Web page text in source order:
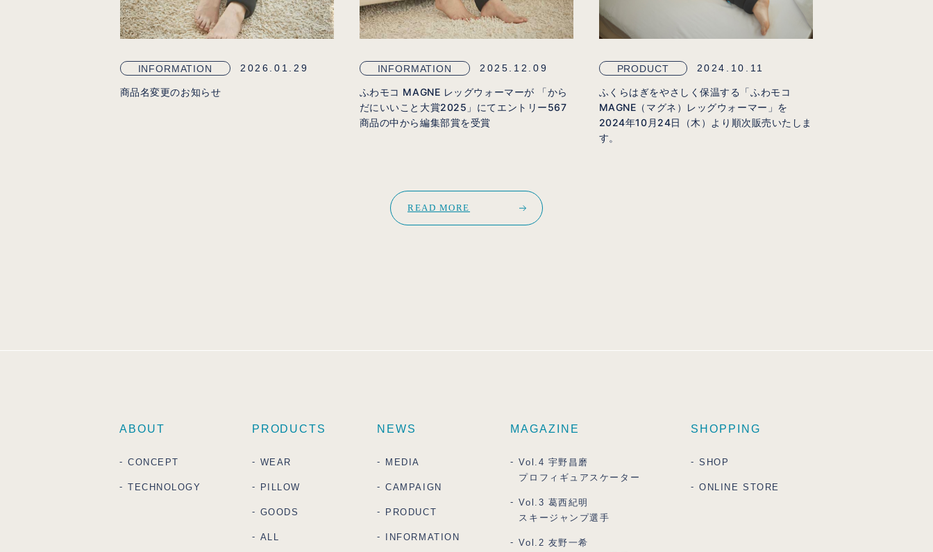
INFORMATION 2026.01.29
商品名変更のお知らせ
INFORMATION 2025.12.09
ふわモコ MAGNE レッグウォーマーが 「から
だにいいこと大賞2025」にてエントリー567
商品の中から編集部賞を受賞
PRODUCT 2024.10.11
ふくらはぎをやさしく保温する「ふわモコ
MAGNE（マグネ）レッグウォーマー」を
2024年10月24日（木）より順次販売いたしま
す。
READ MORE
ABOUT
CONCEPT
TECHNOLOGY
PRODUCTS
WEAR
PILLOW
GOODS
ALL
NEWS
MEDIA
CAMPAIGN
PRODUCT
INFORMATION
MAGAZINE
Vol.4 宇野昌磨
プロフィギュアスケーター
Vol.3 葛西紀明
スキージャンプ選手
Vol.2 友野一希
SHOPPING
SHOP
ONLINE STORE